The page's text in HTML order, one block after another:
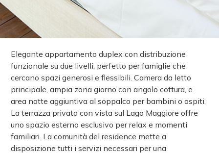
Elegante appartamento duplex con distribuzione
funzionale su due livelli, perfetto per famiglie che
cercano spazi generosi e flessibili. Camera da letto
principale, ampia zona giorno con angolo cottura, e
area notte aggiuntiva al soppalco per bambini o ospiti.
La terrazza privata con vista sul Lago Maggiore offre
uno spazio esterno esclusivo per relax e momenti
familiari. La comunità del residence mette a
disposizione tutti i servizi necessari per una